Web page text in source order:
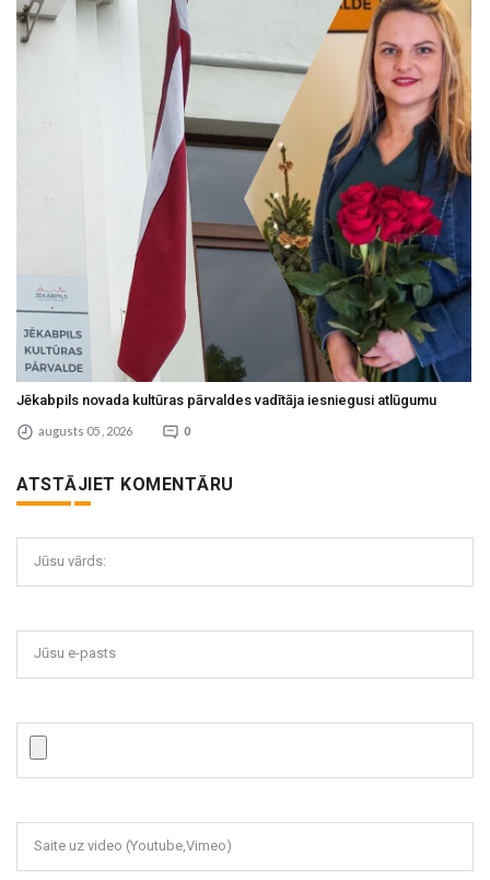
Jēkabpils novada kultūras pārvaldes vadītāja iesniegusi atlūgumu
augusts 05 , 2026 0
ATSTĀJIET KOMENTĀRU
Jūsu vārds:
Jūsu e-pasts
Saite uz video (Youtube,Vimeo)